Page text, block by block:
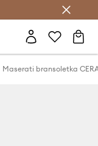
Maserati bransoletka